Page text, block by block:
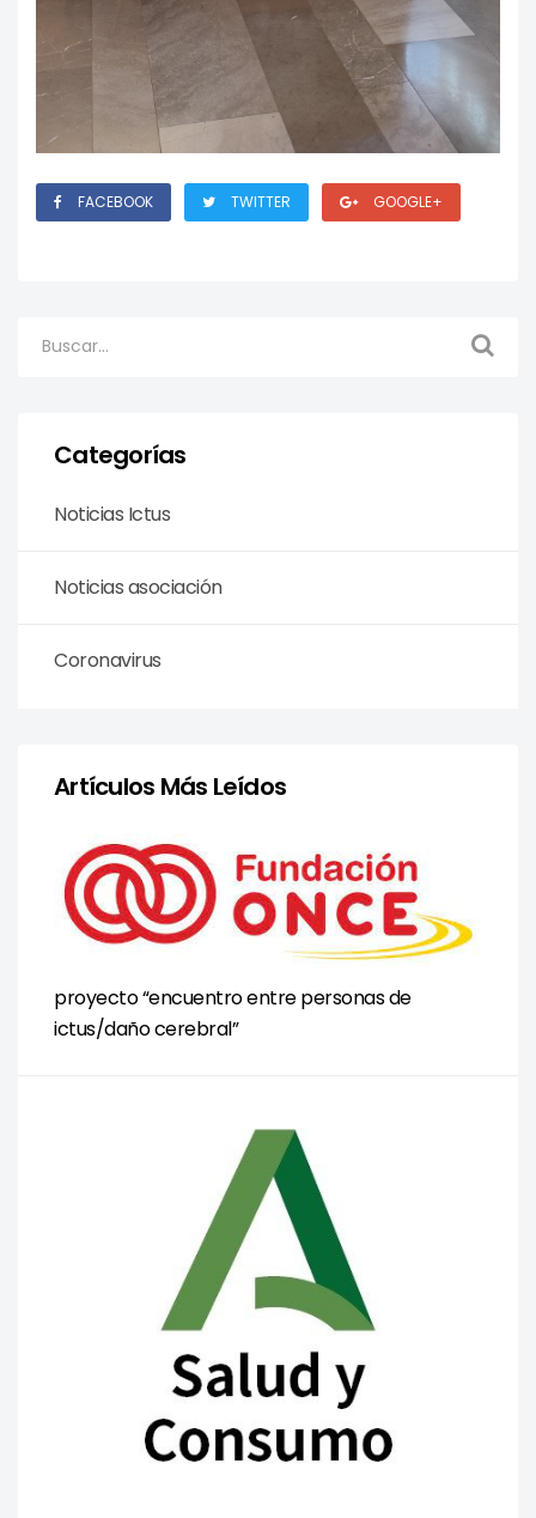
FACEBOOK TWITTER GOOGLE+
Categorías
Noticias Ictus
Noticias asociación
Coronavirus
Artículos Más Leídos
proyecto “encuentro entre personas de
ictus/daño cerebral”